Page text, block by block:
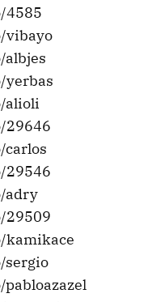
4585
vibayo
albjes
yerbas
alioli
29646
carlos
29546
adry
29509
kamikace
sergio